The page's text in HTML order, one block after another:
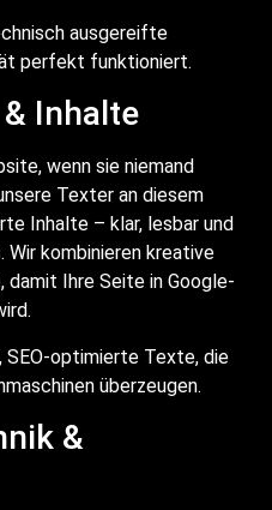
ausgereifte
perfekt funktioniert.
& Inhalte
wenn sie niemand
Texter an diesem
Inhalte – klar, lesbar und
kombinieren kreative
damit Ihre Seite in Google-
SEO-optimierte Texte, die
überzeugen.
&